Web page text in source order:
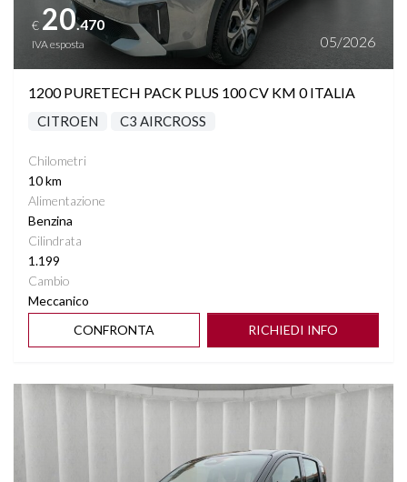
€ 20.470
IVA esposta 05/2026
1200 PURETECH PACK PLUS 100 CV KM 0 ITALIA
CITROEN C3 AIRCROSS
Chilometri
10 km
Alimentazione
Benzina
Cilindrata
1.199
Cambio
Meccanico
CONFRONTA
RICHIEDI INFO
Vedi dettagli